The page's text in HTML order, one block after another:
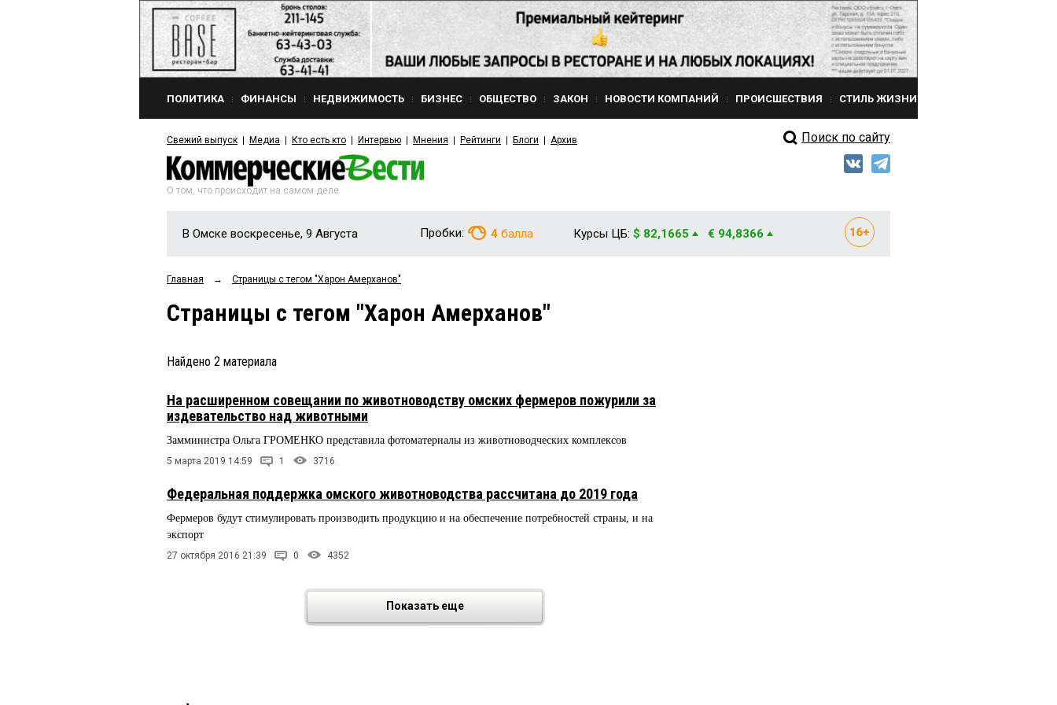
ПОЛИТИКА ФИНАНСЫ НЕДВИЖИМОСТЬ БИЗНЕС ОБЩЕСТВО ЗАКОН НОВОСТИ КОМПАНИЙ ПРОИСШЕСТВИЯ СТИЛЬ ЖИЗНИ
Свежий выпуск Медиа Кто есть кто Интервью Мнения Рейтинги Блоги Архив Поиск по сайту
О том, что происходит на самом деле
В Омске воскресенье, 9 Августа Пробки: 4 балла Курсы ЦБ: $ 82,1665 € 94,8366
Главная → Страницы c тегом "Харон Амерханов"
Страницы c тегом "Харон Амерханов"
Найдено 2 материала
На расширенном совещании по животноводству омских фермеров пожурили за
издевательство над животными
Замминистра Ольга ГРОМЕНКО представила фотоматериалы из животноводческих комплексов
5 марта 2019 14:59 1 3716
Федеральная поддержка омского животноводства рассчитана до 2019 года
Фермеров будут стимулировать производить продукцию и на обеспечение потребностей страны, и на
экспорт
27 октября 2016 21:39 0 4352
Показать еще